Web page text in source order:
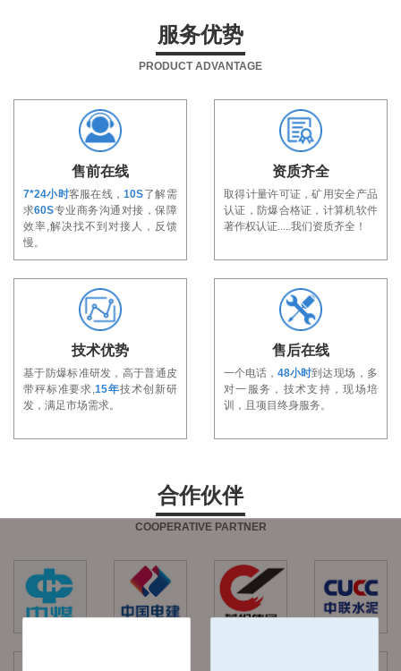
服务优势
PRODUCT ADVANTAGE
售前在线
7*24小时客服在线， 10S了解需
求60S专业商务沟通对接，保障
效率,解决找不到对接人，反馈
慢。
资质齐全
取得计量许可证，矿用安全产品
认证，防爆合格证，计算机软件
著作权认证.....我们资质齐全！
技术优势
基于防爆标准研发，高于普通皮
带秤标准要求, 15年技术创新研
发，满足市场需求。
售后在线
一个电话， 48小时到达现场，多
对一服务，技术支持，现场培
训，且项目终身服务。
合作伙伴
COOPERATIVE PARTNER